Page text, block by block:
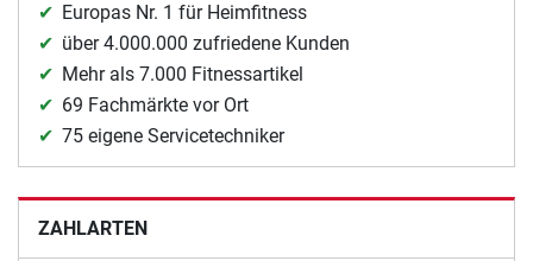
Europas Nr. 1 für Heimfitness
über 4.000.000 zufriedene Kunden
Mehr als 7.000 Fitnessartikel
69 Fachmärkte vor Ort
75 eigene Servicetechniker
ZAHLARTEN